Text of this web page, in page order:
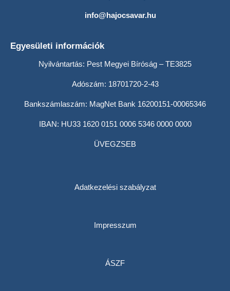
info@hajocsavar.hu
Egyesületi információk
Nyilvántartás: Pest Megyei Bíróság – TE3825
Adószám: 18701720-2-43
Bankszámlaszám: MagNet Bank 16200151-00065346
IBAN: HU33 1620 0151 0006 5346 0000 0000
ÜVEGZSEB
Adatkezelési szabályzat
Impresszum
ÁSZF